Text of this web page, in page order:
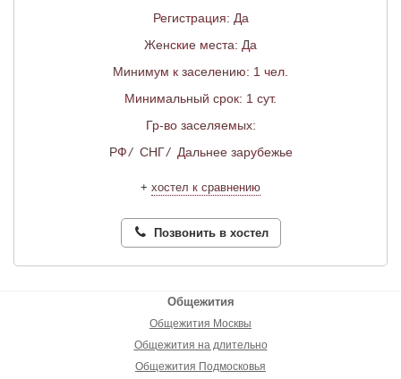
Регистрация: Да
Женские места: Да
Минимум к заселению: 1 чел.
Минимальный срок: 1 сут.
Гр-во заселяемых:
РФ/ СНГ/ Дальнее зарубежье
+ хостел к сравнению
Позвонить в хостел
Общежития
Общежития Москвы
Общежития на длительно
Общежития Подмосковья